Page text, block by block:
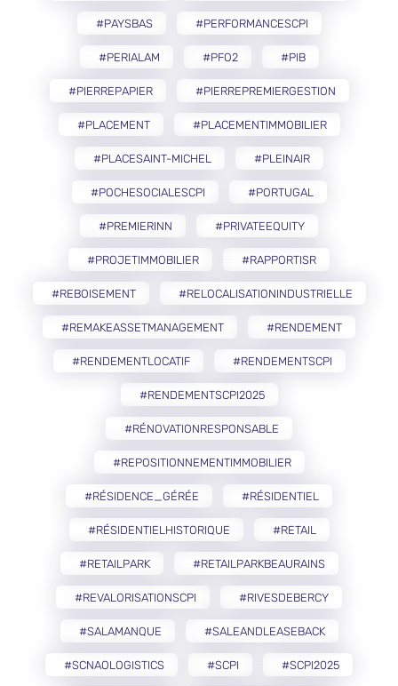
#PAYSBAS #PERFORMANCESCPI
#PERIALAM #PFO2 #PIB
#PIERREPAPIER #PIERREPREMIERGESTION
#PLACEMENT #PLACEMENTIMMOBILIER
#PLACESAINT-MICHEL #PLEINAIR
#POCHESOCIALESCPI #PORTUGAL
#PREMIERINN #PRIVATEEQUITY
#PROJETIMMOBILIER #RAPPORTISR
#REBOISEMENT #RELOCALISATIONINDUSTRIELLE
#REMAKEASSETMANAGEMENT #RENDEMENT
#RENDEMENTLOCATIF #RENDEMENTSCPI
#RENDEMENTSCPI2025
#RÉNOVATIONRESPONSABLE
#REPOSITIONNEMENTIMMOBILIER
#RÉSIDENCE_GÉRÉE #RÉSIDENTIEL
#RÉSIDENTIELHISTORIQUE #RETAIL
#RETAILPARK #RETAILPARKBEAURAINS
#REVALORISATIONSCPI #RIVESDEBERCY
#SALAMANQUE #SALEANDLEASEBACK
#SCNAOLOGISTICS #SCPI #SCPI2025